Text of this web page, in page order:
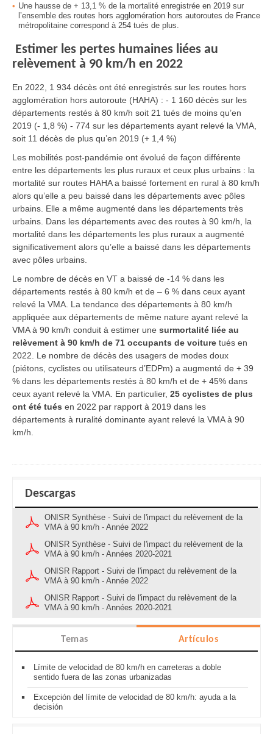
Une hausse de + 13,1 % de la mortalité enregistrée en 2019 sur
l’ensemble des routes hors agglomération hors autoroutes de France
métropolitaine correspond à 254 tués de plus.
Estimer les pertes humaines liées au
relèvement à 90 km/h en 2022
En 2022, 1 934 décès ont été enregistrés sur les routes hors
agglomération hors autoroute (HAHA) : - 1 160 décès sur les
départements restés à 80 km/h soit 21 tués de moins qu’en
2019 (- 1,8 %) - 774 sur les départements ayant relevé la VMA
soit 11 décès de plus qu’en 2019 (+ 1,4 %)
Les mobilités post-pandémie ont évolué de façon différente
entre les départements les plus ruraux et ceux plus urbains : la
mortalité sur routes HAHA a baissé fortement en rural à 80 km/h
alors qu’elle a peu baissé dans les départements avec pôles
urbains. Elle a même augmenté dans les départements très
urbains. Dans les départements avec des routes à 90 km/h, la
mortalité dans les départements les plus ruraux a augmenté
significativement alors qu’elle a baissé dans les départements
avec pôles urbains.
Le nombre de décès en VT a baissé de -14 % dans les
départements restés à 80 km/h et de – 6 % dans ceux ayant
relevé la VMA. La tendance des départements à 80 km/h
appliquée aux départements de même nature ayant relevé la
VMA à 90 km/h conduit à estimer une surmortalité liée au
relèvement à 90 km/h de 71 occupants de voiture tués en
2022. Le nombre de décès des usagers de modes doux
(piétons, cyclistes ou utilisateurs d’EDPm) a augmenté de + 39
% dans les départements restés à 80 km/h et de + 45% dans
ceux ayant relevé la VMA. En particulier, 25 cyclistes de plus
ont été tués en 2022 par rapport à 2019 dans les
départements à ruralité dominante ayant relevé la VMA à 90
km/h.
Descargas
ONISR Synthèse - Suivi de l'impact du relèvement de la
VMA à 90 km/h - Année 2022
ONISR Synthèse - Suivi de l'impact du relèvement de la
VMA à 90 km/h - Années 2020-2021
ONISR Rapport - Suivi de l'impact du relèvement de la
VMA à 90 km/h - Année 2022
ONISR Rapport - Suivi de l'impact du relèvement de la
VMA à 90 km/h - Années 2020-2021
Temas Artículos
Límite de velocidad de 80 km/h en carreteras a doble
sentido fuera de las zonas urbanizadas
Excepción del límite de velocidad de 80 km/h: ayuda a la
decisión